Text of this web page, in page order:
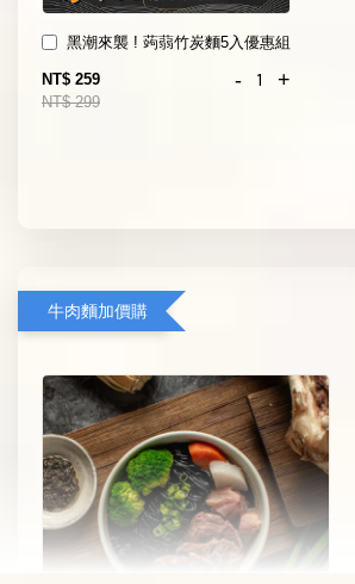
黑潮來襲 ! 蒟蒻竹炭麵5入優惠組
NT$ 259
NT$ 299
- +
牛肉麵加價購